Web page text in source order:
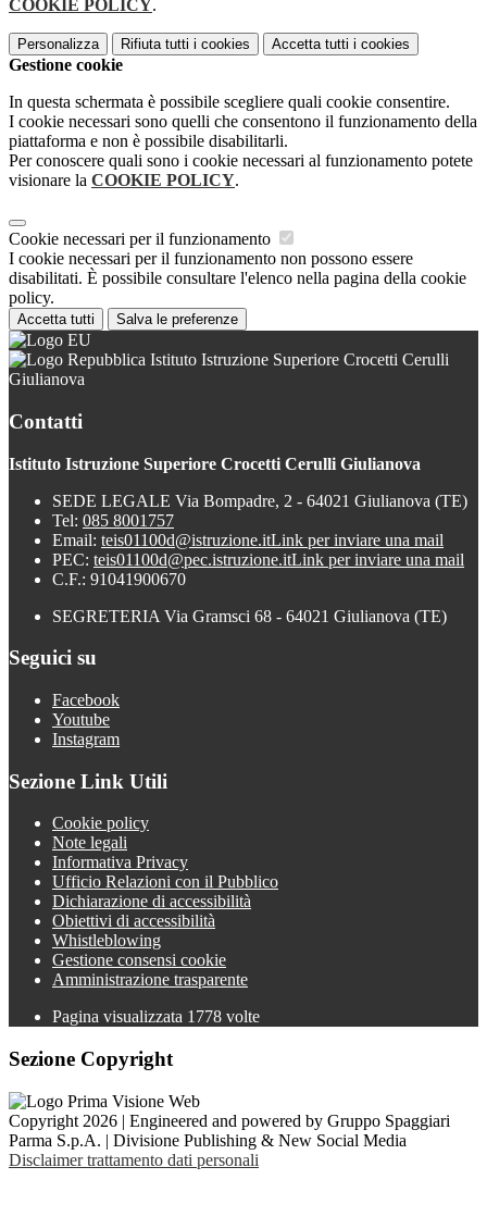
COOKIE POLICY.
Personalizza Rifiuta tutti i cookies Accetta tutti i cookies
Gestione cookie
In questa schermata è possibile scegliere quali cookie consentire.
I cookie necessari sono quelli che consentono il funzionamento della
piattaforma e non è possibile disabilitarli.
Per conoscere quali sono i cookie necessari al funzionamento potete
visionare la COOKIE POLICY.
Cookie necessari per il funzionamento
I cookie necessari per il funzionamento non possono essere
disabilitati. È possibile consultare l'elenco nella pagina della cookie
policy.
Accetta tutti Salva le preferenze
Istituto Istruzione Superiore Crocetti Cerulli
Giulianova
Contatti
Istituto Istruzione Superiore Crocetti Cerulli Giulianova
SEDE LEGALE Via Bompadre, 2 - 64021 Giulianova (TE)
Tel: 085 8001757
Email: teis01100d@istruzione.itLink per inviare una mail
PEC: teis01100d@pec.istruzione.itLink per inviare una mail
C.F.: 91041900670
SEGRETERIA Via Gramsci 68 - 64021 Giulianova (TE)
Seguici su
Facebook
Youtube
Instagram
Sezione Link Utili
Cookie policy
Note legali
Informativa Privacy
Ufficio Relazioni con il Pubblico
Dichiarazione di accessibilità
Obiettivi di accessibilità
Whistleblowing
Gestione consensi cookie
Amministrazione trasparente
Pagina visualizzata 1778 volte
Sezione Copyright
Copyright 2026 | Engineered and powered by Gruppo Spaggiari
Parma S.p.A. | Divisione Publishing & New Social Media
Disclaimer trattamento dati personali